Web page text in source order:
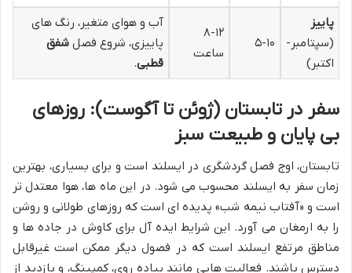
پاییز
(سپتامبر-
اکتبر)
۵-۱۰
۸-۱۲
ساعت
آب و هوای متغیر، رنگ های
پاییزی، شروع فصل شفق
قطبی.
سفر در تابستان (ژوئن تا آگوست): روزهای
بی پایان و طبیعت سبز
تابستان، اوج فصل گردشگری در ایسلند است و برای بسیاری، بهترین
زمان سفر به ایسلند محسوب می شود. در این ماه ها، هوا معتدل تر
است و «آفتاب نیمه شب» پدیده ای است که روزهای طولانی و روشن
را به ارمغان می آورد. این شرایط ایده آل برای کاوش در جاده ها و
مناطق مرتفع ایسلند است که در فصول دیگر ممکن است غیرقابل
دسترس باشند. فعالیت هایی مانند پیاده روی، کمپینگ، و بازدید از